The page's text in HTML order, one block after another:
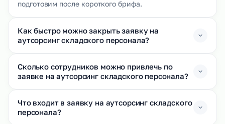
подготовим после короткого брифа.
Как быстро можно закрыть заявку на
аутсорсинг складского персонала?
Сколько сотрудников можно привлечь по
заявке на аутсорсинг складского персонала?
Что входит в заявку на аутсорсинг складского
персонала?